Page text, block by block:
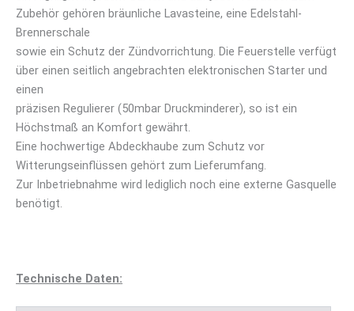
Zubehör gehören bräunliche Lavasteine, eine Edelstahl-
Brennerschale
sowie ein Schutz der Zündvorrichtung. Die Feuerstelle verfügt
über einen seitlich angebrachten elektronischen Starter und
einen
präzisen Regulierer (50mbar Druckminderer), so ist ein
Höchstmaß an Komfort gewährt.
Eine hochwertige Abdeckhaube zum Schutz vor
Witterungseinflüssen gehört zum Lieferumfang.
Zur Inbetriebnahme wird lediglich noch eine externe Gasquelle
benötigt.
Technische Daten: